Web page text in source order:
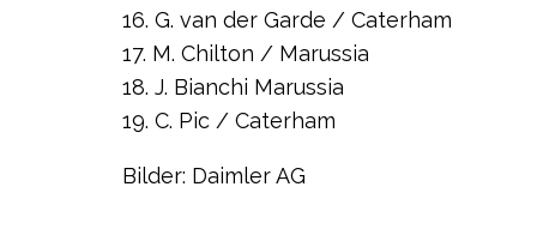
16. G. van der Garde / Caterham
17. M. Chilton / Marussia
18. J. Bianchi Marussia
19. C. Pic / Caterham
Bilder: Daimler AG